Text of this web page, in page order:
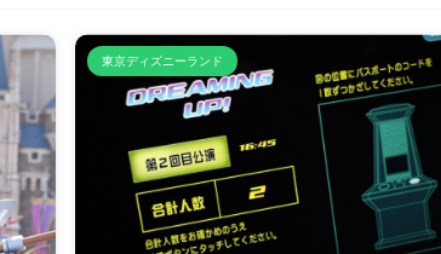
東京ディズニーランド